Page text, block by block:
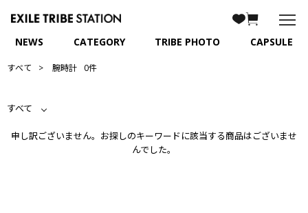
NEWS CATEGORY TRIBE PHOTO CAPSULE
すべて 腕時計 0件
すべて
申し訳ございません。お探しのキーワードに該当する商品はございませ
んでした。